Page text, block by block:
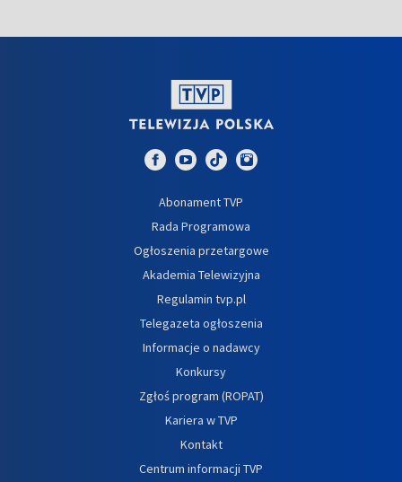
Abonament TVP
Rada Programowa
Ogłoszenia przetargowe
Akademia Telewizyjna
Regulamin tvp.pl
Telegazeta ogłoszenia
Informacje o nadawcy
Konkursy
Zgłoś program (ROPAT)
Kariera w TVP
Kontakt
Centrum informacji TVP